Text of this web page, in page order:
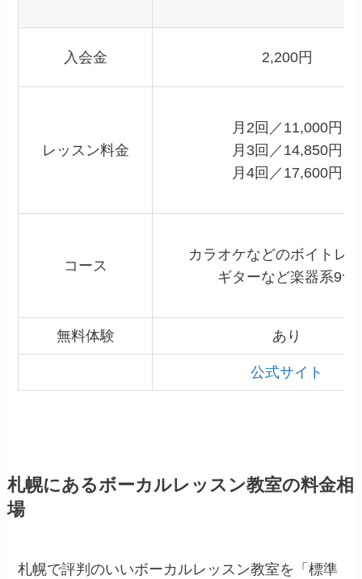
入会金 2,200円
レッスン料金
月2回／11,000円
月3回／14,850円
月4回／17,600円
コース
カラオケなどのボイトレ
ギターなど楽器系9つ
無料体験 あり
公式サイト
札幌にあるボーカルレッスン教室の料金相
場
札幌で評判のいいボーカルレッスン教室を「標準